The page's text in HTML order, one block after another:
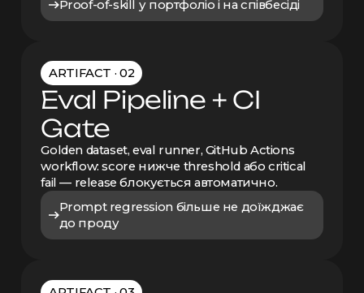
Proof-of-skill у портфоліо і на співбесіді
ARTIFACT · 02
Eval Pipeline + CI
Gate
Golden dataset, eval runner, GitHub Actions
workflow: score нижче threshold або critical
fail — release блокується автоматично.
Prompt regression більше не доїжджає
до проду